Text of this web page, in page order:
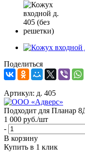
Поделиться
Артикул: д. 405
Подходит для Планар
1 000 руб./шт
-
В корзину
Купить в 1 клик